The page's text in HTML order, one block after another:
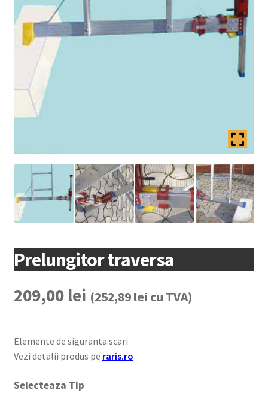
copil
Contact
Extinde
meniul
copil
Prelungitor traversa
209,00 lei (252,89lei cu TVA)
Elemente de siguranta scari
Vezi detalii produs pe raris.ro
Tip